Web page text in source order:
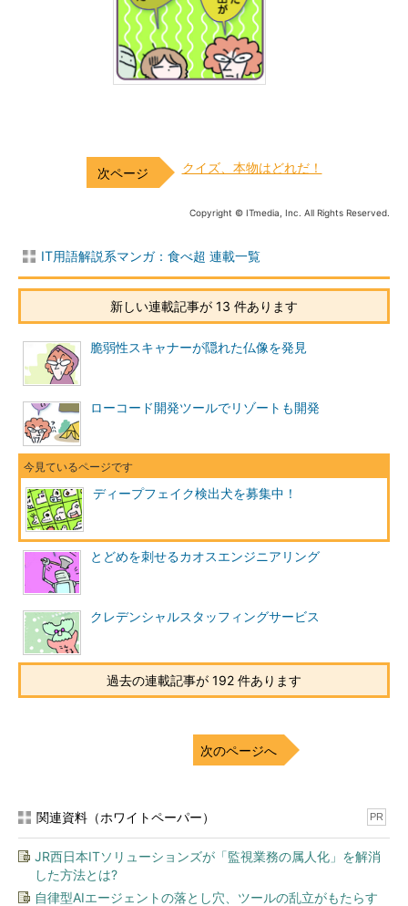
クイズ、本物はどれだ！
Copyright © ITmedia, Inc. All Rights Reserved.
IT用語解説系マンガ：食べ超 連載一覧
新しい連載記事が 13 件あります
脆弱性スキャナーが隠れた仏像を発見
ローコード開発ツールでリゾートも開発
ディープフェイク検出犬を募集中！
とどめを刺せるカオスエンジニアリング
クレデンシャルスタッフィングサービス
過去の連載記事が 192 件あります
次のページへ
関連資料（ホワイトペーパー） PR
JR西日本ITソリューションズが「監視業務の属人化」を解消
した方法とは?
自律型AIエージェントの落とし穴、ツールの乱立がもたらす